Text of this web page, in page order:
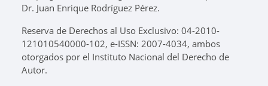
Dr. Juan Enrique Rodríguez Pérez.
Reserva de Derechos al Uso Exclusivo: 04-2010-
121010540000-102, e-ISSN: 2007-4034, ambos
otorgados por el Instituto Nacional del Derecho de
Autor.